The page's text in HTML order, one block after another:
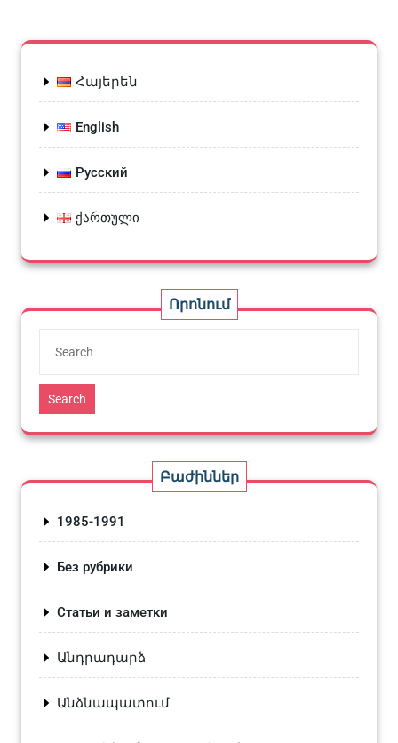
Հայերեն
English
Русский
ქართული
Որոնում
Search
Բաժիններ
1985-1991
Без рубрики
Статьи и заметки
Անդրադարձ
Անձնապատում